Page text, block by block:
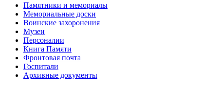
Памятники и мемориалы
Мемориальные доски
Воинские захоронения
Музеи
Персоналии
Книга Памяти
Фронтовая почта
Госпитали
Архивные документы